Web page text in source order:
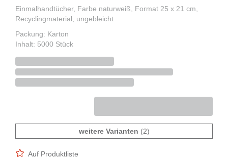
Einmalhandtücher, Farbe naturweiß, Format 25 x 21 cm,
Recyclingmaterial, ungebleicht
Packung: Karton
Inhalt: 5000 Stück
weitere Varianten (2)
Auf Produktliste